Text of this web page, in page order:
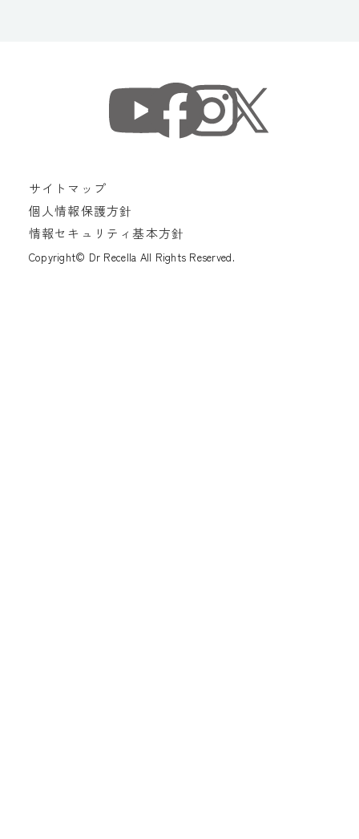
サイトマップ
個人情報保護方針
情報セキュリティ基本方針
Copyright© Dr Recella All Rights Reserved.